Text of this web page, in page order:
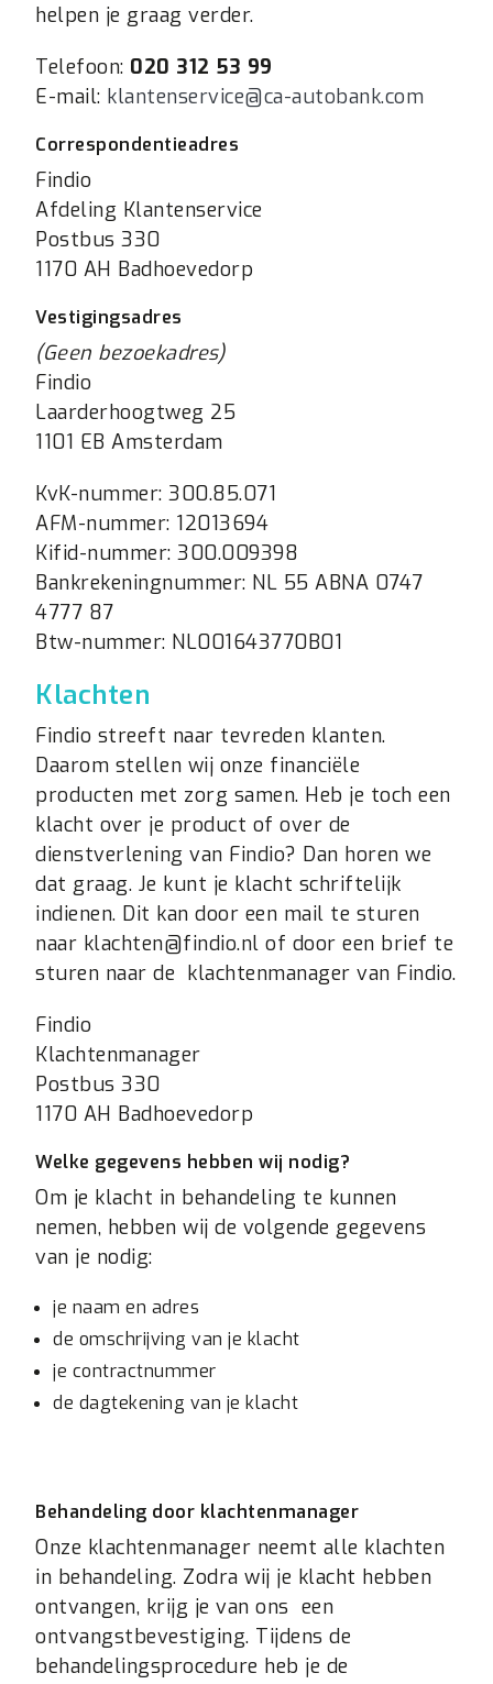
helpen je graag verder.
Telefoon: 020 312 53 99
E-mail: klantenservice@ca-autobank.com
Correspondentieadres
Findio
Afdeling Klantenservice
Postbus 330
1170 AH Badhoevedorp
Vestigingsadres
(Geen bezoekadres)
Findio
Laarderhoogtweg 25
1101 EB Amsterdam
KvK-nummer: 300.85.071
AFM-nummer: 12013694
Kifid-nummer: 300.009398
Bankrekeningnummer: NL 55 ABNA 0747
4777 87
Btw-nummer: NL001643770B01
Klachten
Findio streeft naar tevreden klanten.
Daarom stellen wij onze financiële
producten met zorg samen. Heb je toch een
klacht over je product of over de
dienstverlening van Findio? Dan horen we
dat graag. Je kunt je klacht schriftelijk
indienen. Dit kan door een mail te sturen
naar klachten@findio.nl of door een brief te
sturen naar de klachtenmanager van Findio.
Findio
Klachtenmanager
Postbus 330
1170 AH Badhoevedorp
Welke gegevens hebben wij nodig?
Om je klacht in behandeling te kunnen
nemen, hebben wij de volgende gegevens
van je nodig:
je naam en adres
de omschrijving van je klacht
je contractnummer
de dagtekening van je klacht
Behandeling door klachtenmanager
Onze klachtenmanager neemt alle klachten
in behandeling. Zodra wij je klacht hebben
ontvangen, krijg je van ons een
ontvangstbevestiging. Tijdens de
behandelingsprocedure heb je de